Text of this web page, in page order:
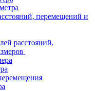
перемещений и
расстояний,